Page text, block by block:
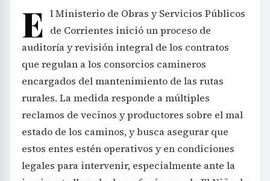
E l Ministerio de Obras y Servicios Públicos
de Corrientes inició un proceso de
auditoría y revisión integral de los contratos
que regulan a los consorcios camineros
encargados del mantenimiento de las rutas
rurales. La medida responde a múltiples
reclamos de vecinos y productores sobre el mal
estado de los caminos, y busca asegurar que
estos entes estén operativos y en condiciones
legales para intervenir, especialmente ante la